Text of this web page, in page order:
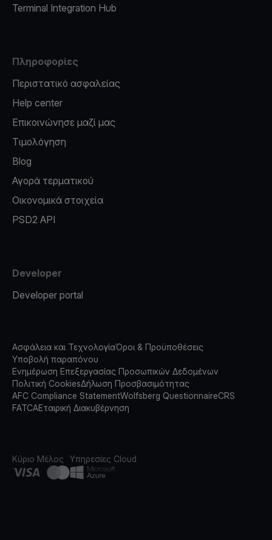
Terminal Integration Hub
Πληροφορίες
Περιστατικό ασφαλείας
Help center
Επικοινώνησε μαζί μας
Τιμολόγηση
Blog
Αγορά τερματικού
Οικονομικά στοιχεία
PSD2 API
Developer
Developer portal
Ασφάλεια και ΤεχνολογίαΌροι & Προϋποθέσεις
Υποβολή παραπόνου
Ενημέρωση Επεξεργασίας Προσωπικών Δεδομένων
Πολιτική CookiesΔήλωση Προσβασιμότητας
AFC Compliance StatementWolfsberg QuestionnaireCRS
FATCAΕταιρική Διακυβέρνηση
Κύριο Μέλος Υπηρεσίες Cloud